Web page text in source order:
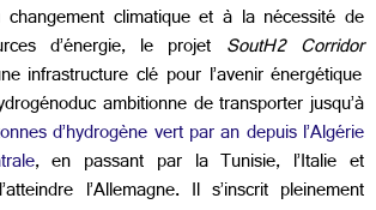
climatique et à la nécessité de
d’énergie, le projet SoutH2 Corridor
infrastructure clé pour l’avenir énergétique
ambitionne de transporter jusqu’à
d’hydrogène vert par an depuis l’Algérie
, en passant par la Tunisie, l’Italie et
l’Allemagne. Il s’inscrit pleinement